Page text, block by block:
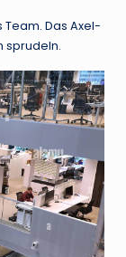
Das Axel-
sprudeln.